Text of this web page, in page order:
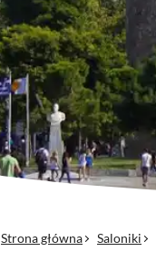
Strona główna Saloniki